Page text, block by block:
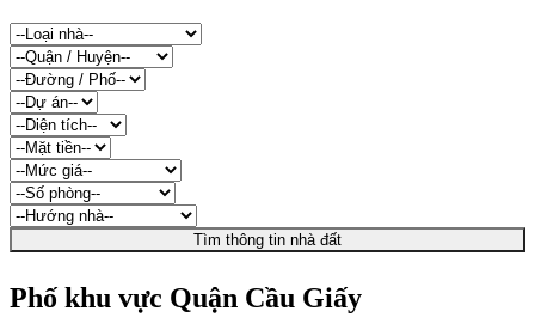
Tìm thông tin nhà đất
Phố khu vực Quận Cầu Giấy